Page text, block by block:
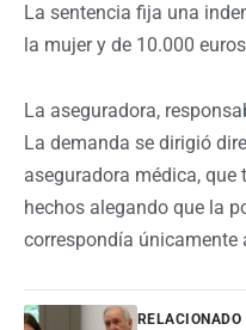
La sentencia fija una
la mujer y de 10.000
La aseguradora,
La demanda se dirigió
aseguradora médica,
hechos alegando que la
correspondía únicamente
RELACIONADO